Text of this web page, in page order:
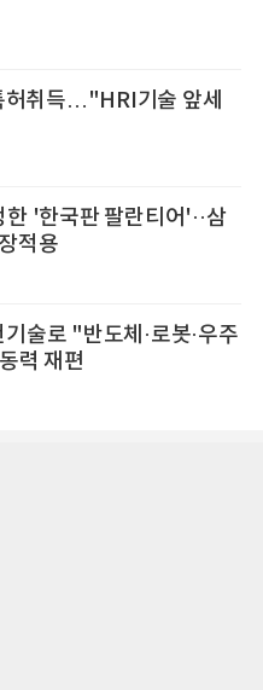
허취득…"HRI기술 앞세
'한국판 팔란티어'··삼
적용
술로 "반도체·로봇·우주
력 재편